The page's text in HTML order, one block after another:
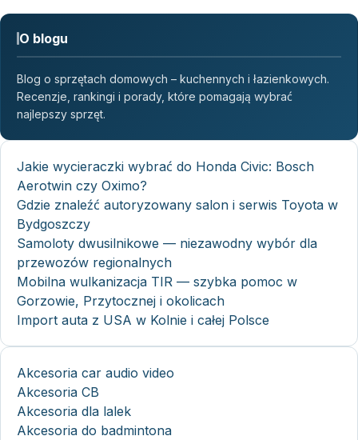
O blogu
Blog o sprzętach domowych – kuchennych i łazienkowych.
Recenzje, rankingi i porady, które pomagają wybrać
najlepszy sprzęt.
Jakie wycieraczki wybrać do Honda Civic: Bosch
Aerotwin czy Oximo?
Gdzie znaleźć autoryzowany salon i serwis Toyota w
Bydgoszczy
Samoloty dwusilnikowe — niezawodny wybór dla
przewozów regionalnych
Mobilna wulkanizacja TIR — szybka pomoc w
Gorzowie, Przytocznej i okolicach
Import auta z USA w Kolnie i całej Polsce
Akcesoria car audio video
Akcesoria CB
Akcesoria dla lalek
Akcesoria do badmintona